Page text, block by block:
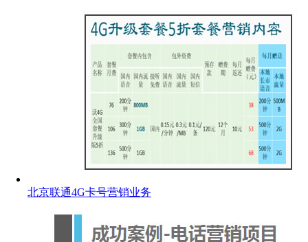
北京联通4G卡号营销业务